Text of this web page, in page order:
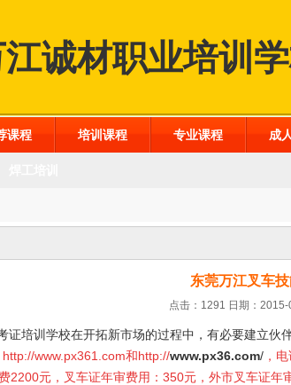
诚材职业培训
课程 培训课程 专业课程 成
东莞万江叉车
点击：1291 日期：2015-
证培训学校在开拓新市场的过程中，有必要建立伙
http://www.px361.com和http://www.px36.com/ ，
2200元，叉车证年审费用：350元，外市叉车证